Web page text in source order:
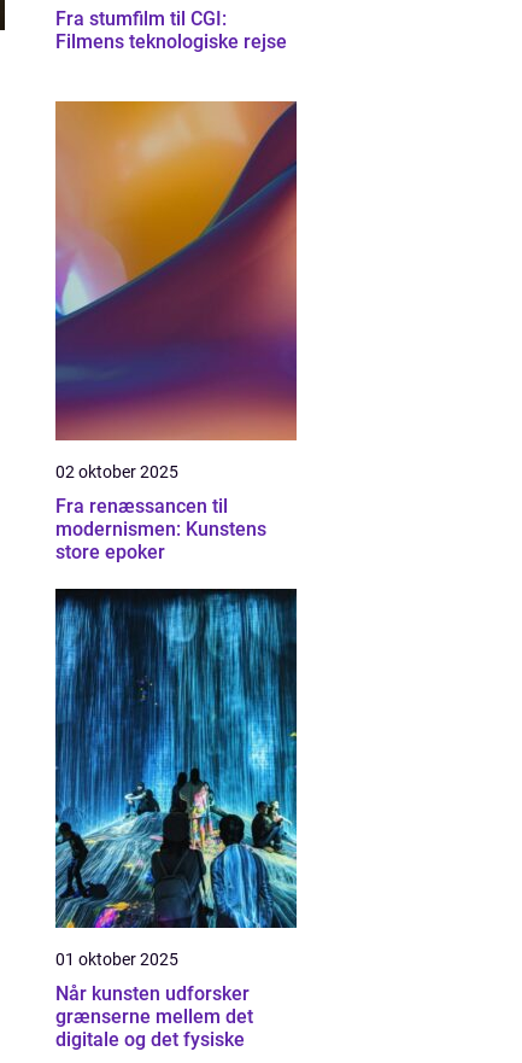
Fra stumfilm til CGI:
Filmens teknologiske rejse
02 oktober 2025
Fra renæssancen til
modernismen: Kunstens
store epoker
01 oktober 2025
Når kunsten udforsker
grænserne mellem det
digitale og det fysiske